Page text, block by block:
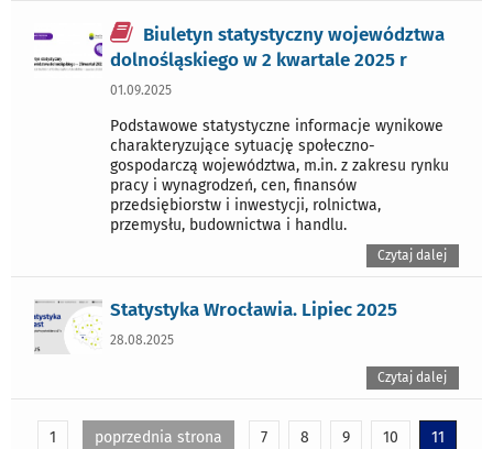
Biuletyn statystyczny województwa
dolnośląskiego w 2 kwartale 2025 r
01.09.2025
Podstawowe statystyczne informacje wynikowe
charakteryzujące sytuację społeczno-
gospodarczą województwa, m.in. z zakresu rynku
pracy i wynagrodzeń, cen, finansów
przedsiębiorstw i inwestycji, rolnictwa,
przemysłu, budownictwa i handlu.
Czytaj dalej
Statystyka Wrocławia. Lipiec 2025
28.08.2025
Czytaj dalej
1 poprzednia strona 7 8 9 10 11